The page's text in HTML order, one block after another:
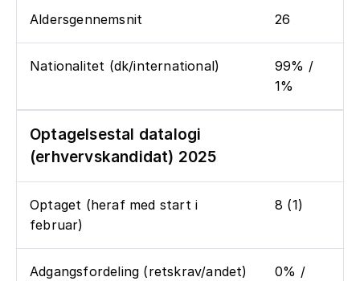
Aldersgennemsnit 26
Nationalitet (dk/international)
99% /
1%
Optagelsestal datalogi
(erhvervskandidat) 2025
Optaget (heraf med start i
februar)
8 (1)
Adgangsfordeling (retskrav/andet)
0% /